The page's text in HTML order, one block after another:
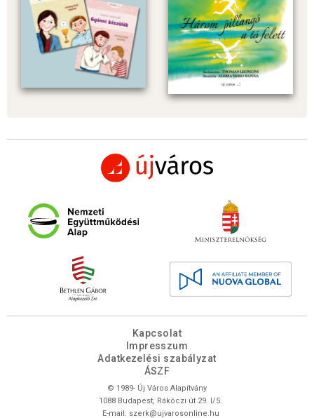
Kapcsolat
Impresszum
Adatkezelési szabályzat
ÁSZF
© 1989- Új Város Alapítvány
1088 Budapest, Rákóczi út 29. I/5.
E-mail: szerk@ujvarosonline.hu